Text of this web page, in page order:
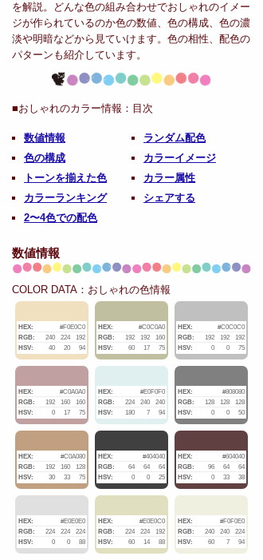
を解説。どんな色の組み合わせでおしゃれのイメー
ジが作られているのか色の数値、色の構成、色の濃
淡や明暗などから見ていけます。色の相性、配色の
パターンも紹介しています。
■おしゃれのカラー情報： 目次
数値情報
色の構成
トーンを揃えた色
カラーランキング
2〜4色での配色
ランダム配色
カラーイメージ
カラー属性
シェアする
数値情報
COLOR DATA：おしゃれの色情報
HEX:
#F0E0C0
RGB:
240 224
192
HSV:
40 20 94
HEX:
#C0C0A0
RGB:
192 192
160
HSV:
60 17 75
HEX:
#C0C0C0
RGB:
192 192
192
HSV:
0 0 75
HEX:
#C0A0A0
RGB:
192 160
160
HSV:
0 17 75
HEX:
#E0F0F0
RGB:
224 240
240
HSV:
180 7 94
HEX:
#808080
RGB:
128 128
128
HSV:
0 0 50
HEX:
#C0A080
RGB:
192 160
128
HSV:
30 33 75
HEX:
#404040
RGB:
64 64
64
HSV:
0 0 25
HEX:
#604040
RGB:
96 64
64
HSV:
0 33 38
HEX:
#E0E0E0
RGB:
224 224
224
HSV:
0 0 88
HEX:
#E0E0C0
RGB:
224 224
192
HSV:
60 14 88
HEX:
#F0F0E0
RGB:
240 240
224
HSV:
60 7 94